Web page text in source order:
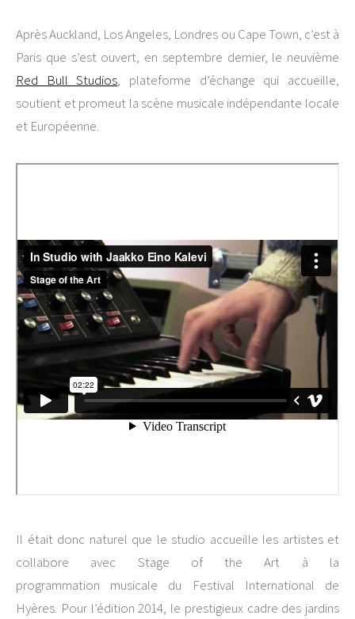
Après Auckland, Los Angeles, Londres ou Cape Town, c’est à
Paris que s’est ouvert, en septembre dernier, le neuvième
Red Bull Studios, plateforme d’échange qui accueille,
soutient et promeut la scène musicale indépendante locale
et Européenne.
Il était donc naturel que le studio accueille les artistes et
collabore avec Stage of the Art à la
programmation musicale du Festival International de
Hyères. Pour l’édition 2014, le prestigieux cadre des jardins